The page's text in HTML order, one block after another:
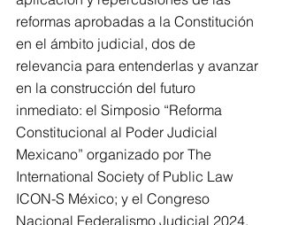
reformas aprobadas a la Constitución
en el ámbito judicial, dos de
relevancia para entenderlas y avanzar
en la construcción del futuro
inmediato: el Simposio “Reforma
Constitucional al Poder Judicial
Mexicano” organizado por The
International Society of Public Law
ICON-S México; y el Congreso
Nacional Federalismo Judicial 2024,